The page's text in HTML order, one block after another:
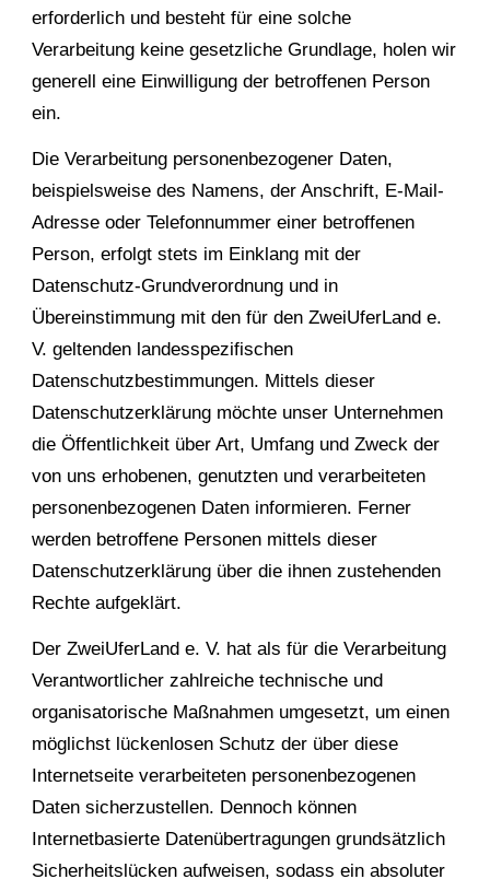
erforderlich und besteht für eine solche
Verarbeitung keine gesetzliche Grundlage, holen wir
generell eine Einwilligung der betroffenen Person
ein.
Die Verarbeitung personenbezogener Daten,
beispielsweise des Namens, der Anschrift, E-Mail-
Adresse oder Telefonnummer einer betroffenen
Person, erfolgt stets im Einklang mit der
Datenschutz-Grundverordnung und in
Übereinstimmung mit den für den ZweiUferLand e.
V. geltenden landesspezifischen
Datenschutzbestimmungen. Mittels dieser
Datenschutzerklärung möchte unser Unternehmen
die Öffentlichkeit über Art, Umfang und Zweck der
von uns erhobenen, genutzten und verarbeiteten
personenbezogenen Daten informieren. Ferner
werden betroffene Personen mittels dieser
Datenschutzerklärung über die ihnen zustehenden
Rechte aufgeklärt.
Der ZweiUferLand e. V. hat als für die Verarbeitung
Verantwortlicher zahlreiche technische und
organisatorische Maßnahmen umgesetzt, um einen
möglichst lückenlosen Schutz der über diese
Internetseite verarbeiteten personenbezogenen
Daten sicherzustellen. Dennoch können
Internetbasierte Datenübertragungen grundsätzlich
Sicherheitslücken aufweisen, sodass ein absoluter